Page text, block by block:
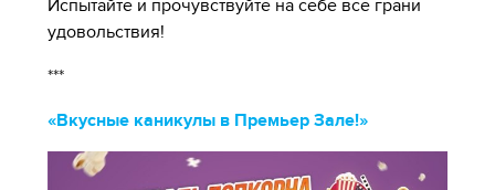
Испытайте и прочувствуйте на себе все грани
удовольствия!
***
«Вкусные каникулы в Премьер Зале!»